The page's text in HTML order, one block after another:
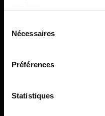
Nécessaires
Préférences
Statistiques
P.F.C.A Pompes